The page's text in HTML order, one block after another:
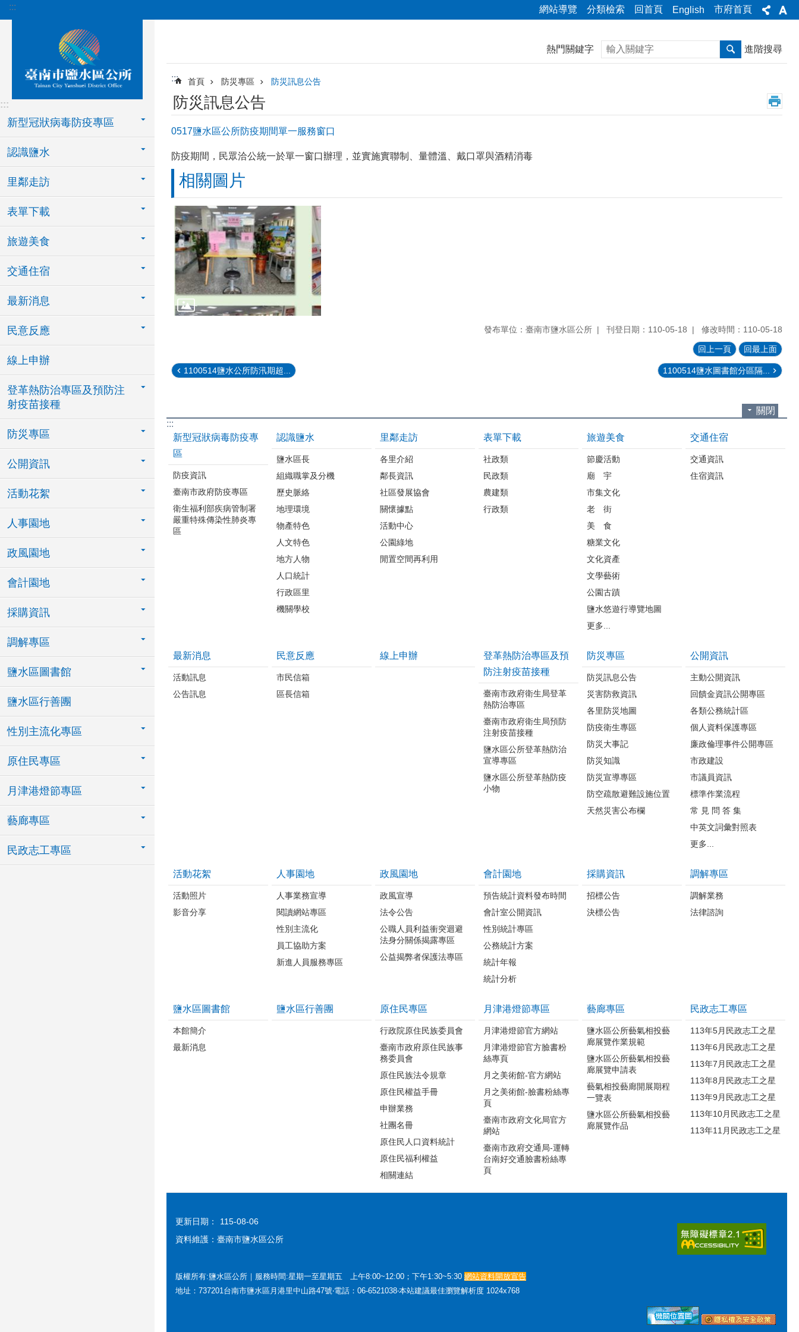
跳到主要內容區塊
::: 網站導覽 分類檢索 回首頁 English 市府首頁
:::
新型冠狀病毒防疫專區
認識鹽水
里鄰走訪
表單下載
旅遊美食
交通住宿
最新消息
民意反應
線上申辦
登革熱防治專區及預防注
射疫苗接種
防災專區
公開資訊
活動花絮
人事園地
政風園地
會計園地
採購資訊
調解專區
鹽水區圖書館
鹽水區行善團
性別主流化專區
原住民專區
月津港燈節專區
藝廊專區
民政志工專區
熱門關鍵字 搜尋 進階搜尋
::: 首頁 防災專區 防災訊息公告
防災訊息公告
0517鹽水區公所防疫期間單一服務窗口
防疫期間，民眾洽公統一於單一窗口辦理，並實施實聯制、量體溫、戴口罩與酒精消毒
相關圖片
發布單位：臺南市鹽水區公所 刊登日期：110-05-18 修改時間：110-05-18
回上一頁 回最上面
1100514鹽水公所防汛期超... 1100514鹽水圖書館分區隔...
關閉
:::
新型冠狀病毒防疫專
區
防疫資訊
臺南市政府防疫專區
衛生福利部疾病管制署
嚴重特殊傳染性肺炎專
區
認識鹽水
鹽水區長
組織職掌及分機
歷史脈絡
地理環境
物產特色
人文特色
地方人物
人口統計
行政區里
機關學校
里鄰走訪
各里介紹
鄰長資訊
社區發展協會
關懷據點
活動中心
公園綠地
閒置空間再利用
表單下載
社政類
民政類
農建類
行政類
旅遊美食
節慶活動
廟 宇
市集文化
老 街
美 食
糖業文化
文化資產
文學藝術
公園古蹟
鹽水悠遊行導覽地圖
更多...
交通住宿
交通資訊
住宿資訊
最新消息
活動訊息
公告訊息
民意反應
市民信箱
區長信箱
線上申辦
登革熱防治專區及預
防注射疫苗接種
臺南市政府衛生局登革
熱防治專區
臺南市政府衛生局預防
注射疫苗接種
鹽水區公所登革熱防治
宣導專區
鹽水區公所登革熱防疫
小物
防災專區
防災訊息公告
災害防救資訊
各里防災地圖
防疫衛生專區
防災大事記
防災知識
防災宣導專區
防空疏散避難設施位置
天然災害公布欄
公開資訊
主動公開資訊
回饋金資訊公開專區
各類公務統計區
個人資料保護專區
廉政倫理事件公開專區
市政建設
市議員資訊
標準作業流程
常 見 問 答 集
中英文詞彙對照表
更多...
活動花絮
活動照片
影音分享
人事園地
人事業務宣導
閱讀網站專區
性別主流化
員工協助方案
新進人員服務專區
政風園地
政風宣導
法令公告
公職人員利益衝突迴避
法身分關係揭露專區
公益揭弊者保護法專區
會計園地
預告統計資料發布時間
會計室公開資訊
性別統計專區
公務統計方案
統計年報
統計分析
採購資訊
招標公告
決標公告
調解專區
調解業務
法律諮詢
鹽水區圖書館
本館簡介
最新消息
鹽水區行善團 原住民專區
行政院原住民族委員會
臺南市政府原住民族事
務委員會
原住民族法令規章
原住民權益手冊
申辦業務
社團名冊
原住民人口資料統計
原住民福利權益
相關連結
月津港燈節專區
月津港燈節官方網站
月津港燈節官方臉書粉
絲專頁
月之美術館-官方網站
月之美術館-臉書粉絲專
頁
臺南市政府文化局官方
網站
臺南市政府交通局-運轉
台南好交通臉書粉絲專
頁
藝廊專區
鹽水區公所藝氣相投藝
廊展覽作業規範
鹽水區公所藝氣相投藝
廊展覽申請表
藝氣相投藝廊開展期程
一覽表
鹽水區公所藝氣相投藝
廊展覽作品
民政志工專區
113年5月民政志工之星
113年6月民政志工之星
113年7月民政志工之星
113年8月民政志工之星
113年9月民政志工之星
113年10月民政志工之星
113年11月民政志工之星
更新日期：
115-08-06
資料維護：臺南市鹽水區公所
版權所有:鹽水區公所｜服務時間:星期一至星期五 上午8:00~12:00；下午1:30~5:30 網站資料開放宣告
地址：737201台南市鹽水區月港里中山路47號‧電話：06-6521038‧本站建議最佳瀏覽解析度 1024x768